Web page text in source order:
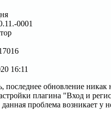
0001
16:11
последнее обновление никак
плагина "Вход и
проблема возникает у